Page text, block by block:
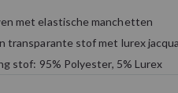
met elastische manchetten
transparante stof met lurex
stof: 95% Polyester, 5% Lurex